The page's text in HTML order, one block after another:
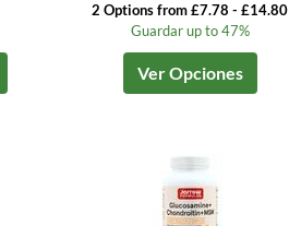
2 Options from £7.78 - £14.80
Guardar up to 47%
Ver Opciones